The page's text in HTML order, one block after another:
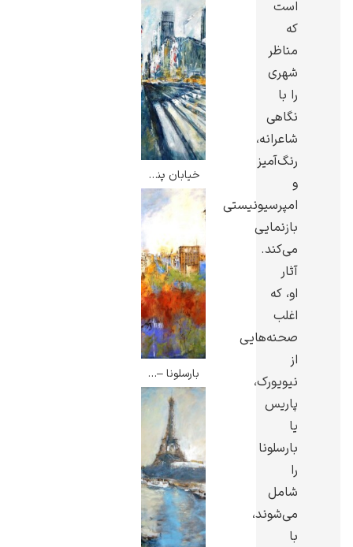
گوستاو کلیمت
ادوارد مونک
کامی پیسارو
است
که
مناظر
شهری
را با
نگاهی
شاعرانه،
رنگ‌آمیز
و
امپرسیونیستی
بازنمایی
می‌کند.
آثار
او، که
اغلب
صحنه‌هایی
از
نیویورک،
پاریس
یا
بارسلونا
را
شامل
می‌شوند،
با
خیابان پنج نیویورک – خاویر مونتسول
بارسلونا – خاویر مونتسول